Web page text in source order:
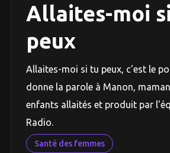
Allaites-moi
peux
Allaites-moi si tu peux, c'est le
donne la parole à Manon,
enfants allaités et produit par
Radio.
Santé des femmes